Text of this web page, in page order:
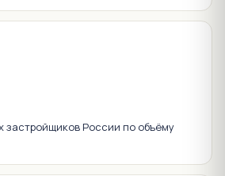
застройщиков России по объёму